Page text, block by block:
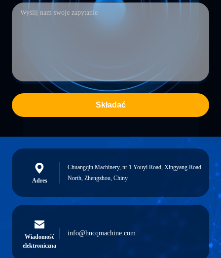
Składać
Adres
Chuangqin Machinery, nr 1 Youyi Road, Xingyang Road
North, Zhengzhou, Chiny
Wiadomość
elektroniczna
info@hncqmachine.com